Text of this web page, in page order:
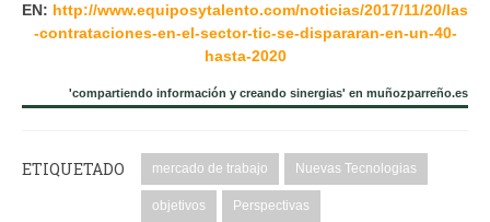
EN: http://www.equiposytalento.com/noticias/2017/11/20/las
-contrataciones-en-el-sector-tic-se-dispararan-en-un-40-
hasta-2020
'compartiendo información y creando sinergias' en muñozparreño.es
ETIQUETADO mercado de trabajo Nuevas Tecnologias
objetivos Perspectivas